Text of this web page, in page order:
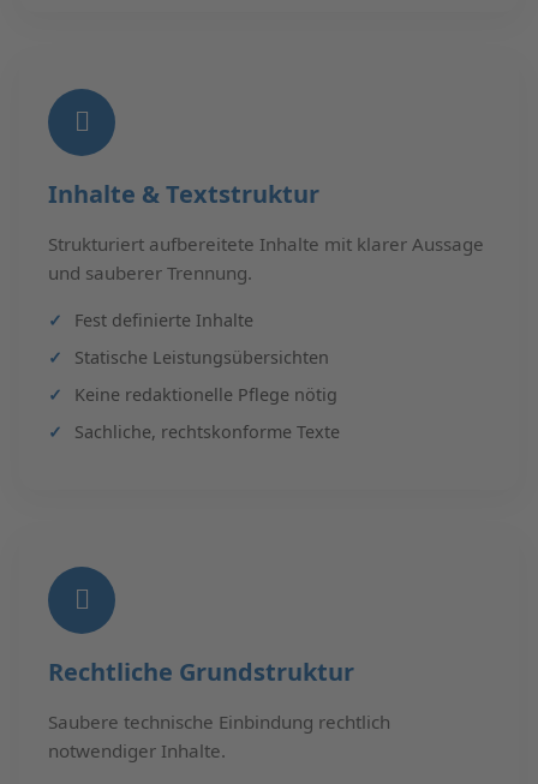
Inhalte & Textstruktur
Strukturiert aufbereitete Inhalte mit klarer Aussage
und sauberer Trennung.
Fest definierte Inhalte
Statische Leistungsübersichten
Keine redaktionelle Pflege nötig
Sachliche, rechtskonforme Texte
Rechtliche Grundstruktur
Saubere technische Einbindung rechtlich
notwendiger Inhalte.